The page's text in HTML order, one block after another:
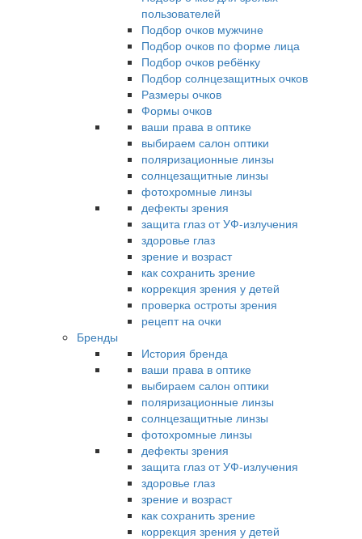
пользователей
Подбор очков мужчине
Подбор очков по форме лица
Подбор очков ребёнку
Подбор солнцезащитных очков
Размеры очков
Формы очков
ваши права в оптике
выбираем салон оптики
поляризационные линзы
солнцезащитные линзы
фотохромные линзы
дефекты зрения
защита глаз от УФ-излучения
здоровье глаз
зрение и возраст
как сохранить зрение
коррекция зрения у детей
проверка остроты зрения
рецепт на очки
Бренды
История бренда
ваши права в оптике
выбираем салон оптики
поляризационные линзы
солнцезащитные линзы
фотохромные линзы
дефекты зрения
защита глаз от УФ-излучения
здоровье глаз
зрение и возраст
как сохранить зрение
коррекция зрения у детей